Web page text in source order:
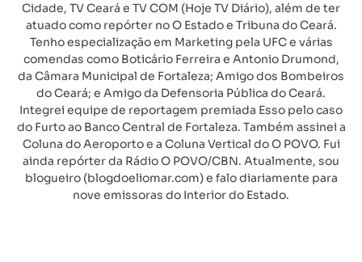
Cidade, TV Ceará e TV COM (Hoje TV Diário), além de ter
atuado como repórter no O Estado e Tribuna do Ceará.
Tenho especialização em Marketing pela UFC e várias
comendas como Boticário Ferreira e Antonio Drumond,
da Câmara Municipal de Fortaleza; Amigo dos Bombeiros
do Ceará; e Amigo da Defensoria Pública do Ceará.
Integrei equipe de reportagem premiada Esso pelo caso
do Furto ao Banco Central de Fortaleza. Também assinei a
Coluna do Aeroporto e a Coluna Vertical do O POVO. Fui
ainda repórter da Rádio O POVO/CBN. Atualmente, sou
blogueiro (blogdoeliomar.com) e falo diariamente para
nove emissoras do Interior do Estado.